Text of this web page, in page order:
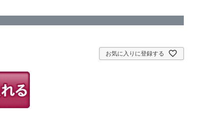
お気に入りに登録する